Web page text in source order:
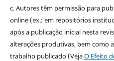
c. Autores têm permissão para
online (ex.: em repositórios
após a publicação inicial nesta
alterações produtivas, bem como
trabalho publicado (VejaO Efeito